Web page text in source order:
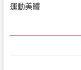
運動美體